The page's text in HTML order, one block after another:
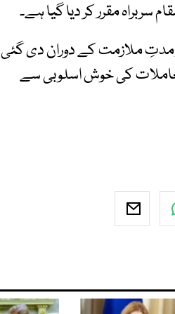
سربراہ مقرر کر دیا گیا ہے۔
مدتِ ملازمت کے دوران دی گئی
معاملات کی خوش اسلوبی سے